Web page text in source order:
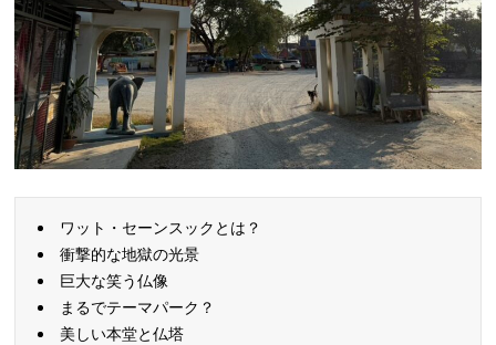
ワット・セーンスックとは？
衝撃的な地獄の光景
巨大な笑う仏像
まるでテーマパーク？
美しい本堂と仏塔